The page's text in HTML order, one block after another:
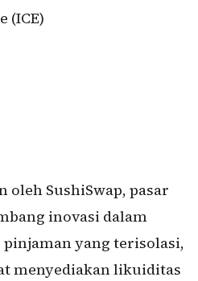
(ICE)
SushiSwap, pasar
inovasi dalam
pinjaman yang terisolasi,
menyediakan likuiditas